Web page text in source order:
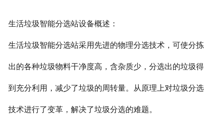
生活垃圾智能分选站设备概述：
生活垃圾智能分选站采用先进的物理分选技术，可使分拣
出的各种垃圾物料干净度高，含杂质少，分选出的垃圾得
到充分利用，减少了垃圾的周转量。从原理上对垃圾分选
技术进行了变革，解决了垃圾分选的难题。